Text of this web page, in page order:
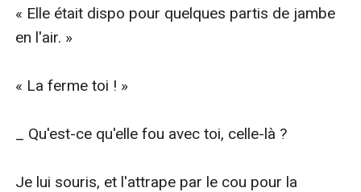
« Elle était dispo pour quelques partis de jambe
en l'air. »
« La ferme toi ! »
_ Qu'est-ce qu'elle fou avec toi, celle-là ?
Je lui souris, et l'attrape par le cou pour la